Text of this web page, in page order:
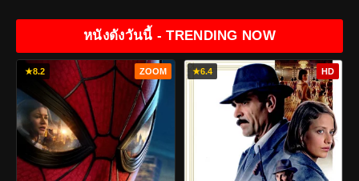
หนังดังวันนี้ - TRENDING NOW
★8.2 ZOOM ★6.4 HD